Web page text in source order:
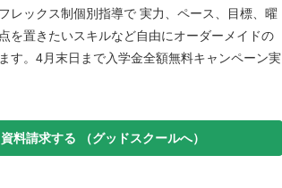
レックス制個別指導で 実力、ペース、目標、曜
を置きたいスキルなど自由にオーダーメイドの
す。4月末日まで入学金全額無料キャンペーン実
資料請求する （グッドスクールへ）